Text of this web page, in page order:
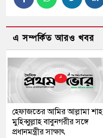
এ সম্পর্কিত আরও খবর
হেফাজতের আমির আল্লামা শাহ
মুহিব্বুল্লাহ বাবুনগরীর সঙ্গে
প্রধানমন্ত্রীর সাক্ষাৎ